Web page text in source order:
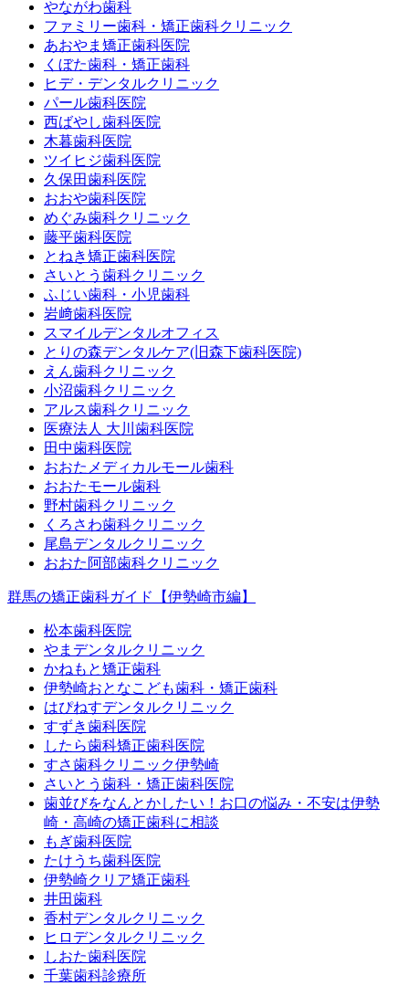
やながわ歯科
ファミリー歯科・矯正歯科クリニック
あおやま矯正歯科医院
くぼた歯科・矯正歯科
ヒデ・デンタルクリニック
パール歯科医院
西ばやし歯科医院
木暮歯科医院
ツイヒジ歯科医院
久保田歯科医院
おおや歯科医院
めぐみ歯科クリニック
藤平歯科医院
とねき矯正歯科医院
さいとう歯科クリニック
ふじい歯科・小児歯科
岩﨑歯科医院
スマイルデンタルオフィス
とりの森デンタルケア(旧森下歯科医院)
えん歯科クリニック
小沼歯科クリニック
アルス歯科クリニック
医療法人 大川歯科医院
田中歯科医院
おおたメディカルモール歯科
おおたモール歯科
野村歯科クリニック
くろさわ歯科クリニック
尾島デンタルクリニック
おおた阿部歯科クリニック
群馬の矯正歯科ガイド【伊勢崎市編】
松本歯科医院
やまデンタルクリニック
かねもと矯正歯科
伊勢崎おとなこども歯科・矯正歯科
はぴねすデンタルクリニック
すずき歯科医院
したら歯科矯正歯科医院
すさ歯科クリニック伊勢崎
さいとう歯科・矯正歯科医院
歯並びをなんとかしたい！お口の悩み・不安は伊勢
崎・高崎の矯正歯科に相談
もぎ歯科医院
たけうち歯科医院
伊勢崎クリア矯正歯科
井田歯科
香村デンタルクリニック
ヒロデンタルクリニック
しおた歯科医院
千葉歯科診療所